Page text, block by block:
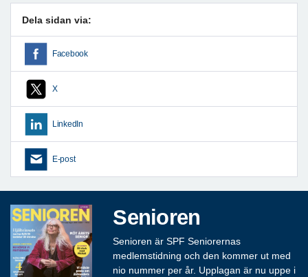
Dela sidan via:
Facebook
X
LinkedIn
E-post
Senioren
Senioren är SPF Seniorernas
medlemstidning och den kommer ut med
nio nummer per år. Upplagan är nu uppe i